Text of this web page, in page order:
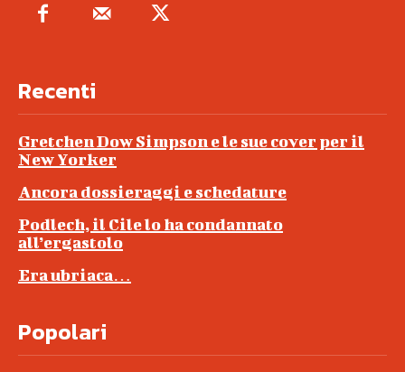
Recenti
Gretchen Dow Simpson e le sue cover per il
New Yorker
Ancora dossieraggi e schedature
Podlech, il Cile lo ha condannato
all’ergastolo
Era ubriaca…
Popolari